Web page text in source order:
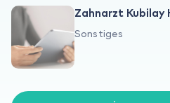
Über uns
Für Patienten
Für Ärzte
Zahnarzt Kubilay
Sonstiges